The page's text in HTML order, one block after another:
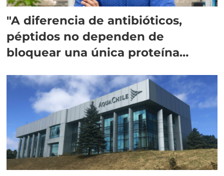
"A diferencia de antibióticos,
péptidos no dependen de
bloquear una única proteína